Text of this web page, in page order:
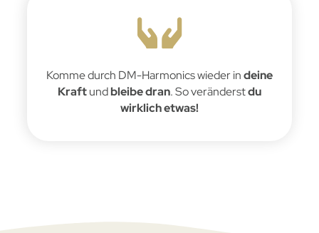
Komme durch DM-Harmonics wieder indeine
Kraftundbleibe dran. So veränderstdu
wirklich etwas!